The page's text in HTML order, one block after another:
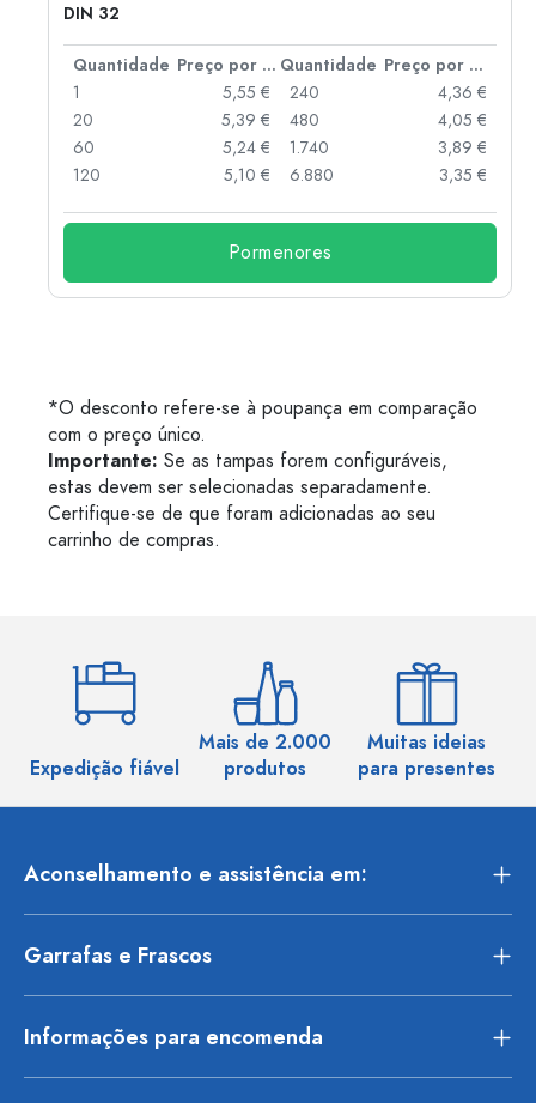
DIN 32
Quantidade Preço por peça Quantidade
Preço por peça
1
5,55 €
20
5,39 €
60
5,24 €
120
5,10 €
240
4,36 €
480
4,05 €
1.740
3,89 €
6.880
3,35 €
Pormenores
*O desconto refere-se à poupança em comparação
com o preço único.
Importante: Se as tampas forem configuráveis,
estas devem ser selecionadas separadamente.
Certifique-se de que foram adicionadas ao seu
carrinho de compras.
Expedição fiável
Mais de 2.000
produtos
Muitas ideias
para presentes
Aconselhamento e assistência em:
Garrafas e Frascos
Informações para encomenda